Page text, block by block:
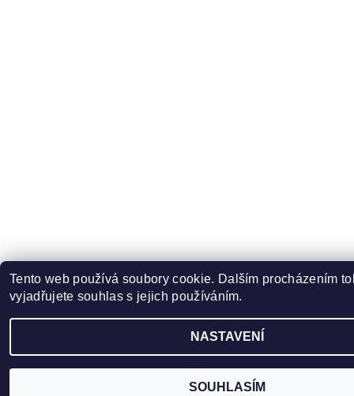
Tento web používá soubory cookie. Dalším procházením
vyjadřujete souhlas s jejich používáním.
NASTAVENÍ
SOUHLASÍM